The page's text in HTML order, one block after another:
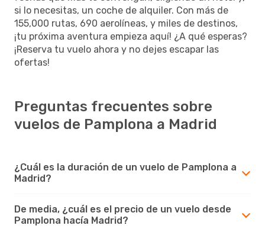
si lo necesitas, un coche de alquiler. Con más de
155,000 rutas, 690 aerolíneas, y miles de destinos,
¡tu próxima aventura empieza aquí! ¿A qué esperas?
¡Reserva tu vuelo ahora y no dejes escapar las
ofertas!
Preguntas frecuentes sobre
vuelos de Pamplona a Madrid
¿Cuál es la duración de un vuelo de Pamplona a
Madrid?
De media, ¿cuál es el precio de un vuelo desde
Pamplona hacía Madrid?